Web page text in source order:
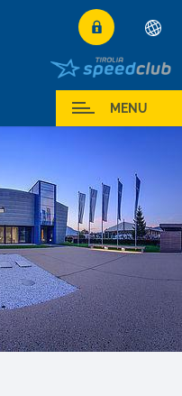
Deutsch
English
Français
Español
Polski
Česky
Magyar
Hrvatski
Română
MENU